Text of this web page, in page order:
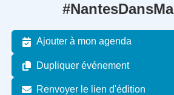
Ajouter à mon agenda
Dupliquer événement
Renvoyer le lien d'édition